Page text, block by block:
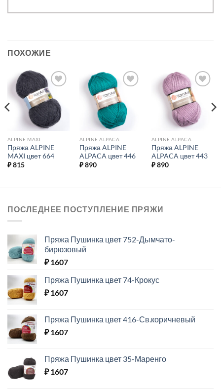
ПОХОЖИЕ
Добавить в
избранное.
ALPINE MAXI
Пряжа ALPINE
MAXI цвет 664
₽815
Добавить в
избранное.
ALPINE ALPACA
Пряжа ALPINE
ALPACA цвет 446
₽890
Добавить в
избранное.
ALPINE ALPACA
Пряжа ALPINE
ALPACA цвет 443
₽890
ПОСЛЕДНЕЕ ПОСТУПЛЕНИЕ ПРЯЖИ
Пряжа Пушинка цвет 752-Дымчато-
бирюзовый
₽1607
Пряжа Пушинка цвет 74-Крокус
₽1607
Пряжа Пушинка цвет 416-Св.коричневый
₽1607
Пряжа Пушинка цвет 35-Маренго
₽1607